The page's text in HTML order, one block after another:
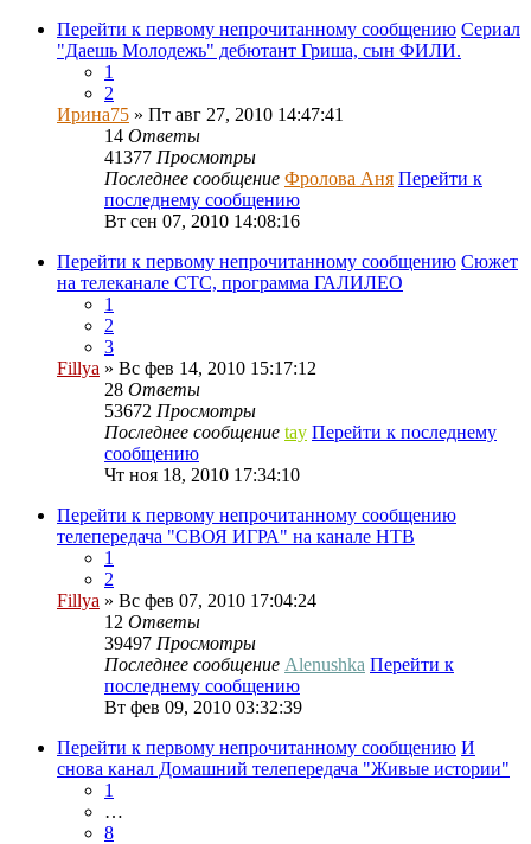
Перейти к первому непрочитанному сообщению Сериал
"Даешь Молодежь" дебютант Гриша, сын ФИЛИ.
1
2
Ирина75 » Пт авг 27, 2010 14:47:41
14 Ответы
41377 Просмотры
Последнее сообщение Фролова Аня Перейти к
последнему сообщению
Вт сен 07, 2010 14:08:16
Перейти к первому непрочитанному сообщению Сюжет
на телеканале СТС, программа ГАЛИЛЕО
1
2
3
Fillya » Вс фев 14, 2010 15:17:12
28 Ответы
53672 Просмотры
Последнее сообщение tay Перейти к последнему
сообщению
Чт ноя 18, 2010 17:34:10
Перейти к первому непрочитанному сообщению
телепередача "СВОЯ ИГРА" на канале НТВ
1
2
Fillya » Вс фев 07, 2010 17:04:24
12 Ответы
39497 Просмотры
Последнее сообщение Alenushka Перейти к
последнему сообщению
Вт фев 09, 2010 03:32:39
Перейти к первому непрочитанному сообщению И
снова канал Домашний телепередача "Живые истории"
1
…
8